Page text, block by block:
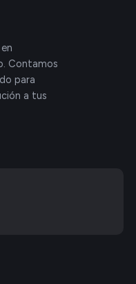
Contamos
para
a tus